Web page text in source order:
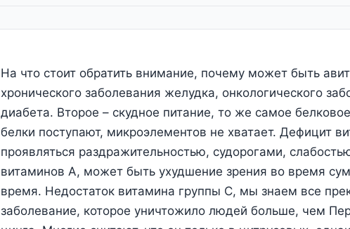
На что стоит обратить внимание, почему может быть
хронического заболевания желудка, онкологического
диабета. Второе – скудное питание, то же самое
белки поступают, микроэлементов не хватает. Дефицит
проявляться раздражительностью, судорогами,
витаминов А, может быть ухудшение зрения во время
время. Недостаток витамина группы С, мы знаем все
заболевание, которое уничтожило людей больше, чем